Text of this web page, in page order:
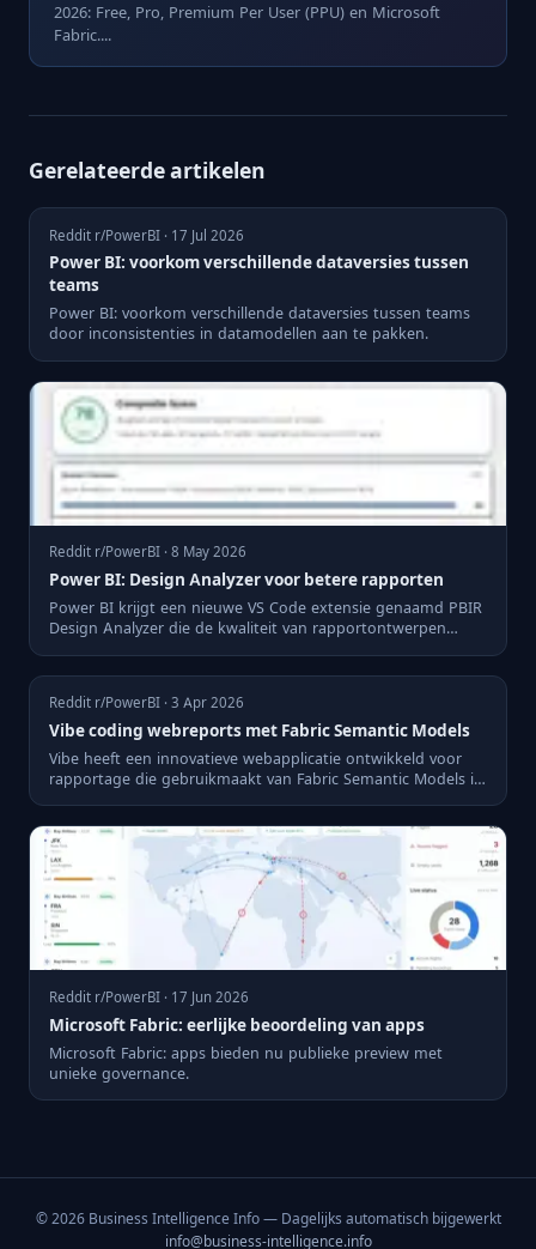
2026: Free, Pro, Premium Per User (PPU) en Microsoft
Fabric....
Gerelateerde artikelen
Reddit r/PowerBI · 17 Jul 2026
Power BI: voorkom verschillende dataversies tussen
teams
Power BI: voorkom verschillende dataversies tussen teams
door inconsistenties in datamodellen aan te pakken.
Reddit r/PowerBI · 8 May 2026
Power BI: Design Analyzer voor betere rapporten
Power BI krijgt een nieuwe VS Code extensie genaamd PBIR
Design Analyzer die de kwaliteit van rapportontwerpen
Reddit r/PowerBI · 3 Apr 2026
Vibe coding webreports met Fabric Semantic Models
Vibe heeft een innovatieve webapplicatie ontwikkeld voor
rapportage die gebruikmaakt van Fabric Semantic Models in
Reddit r/PowerBI · 17 Jun 2026
Microsoft Fabric: eerlijke beoordeling van apps
Microsoft Fabric: apps bieden nu publieke preview met
unieke governance.
© 2026 Business Intelligence Info — Dagelijks automatisch bijgewerkt
info@business-intelligence.info